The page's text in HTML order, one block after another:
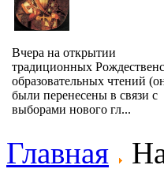
Вчера на открытии
традиционных
образовательных чтений
были перенесены в связи с
выборами нового гл...
Главная